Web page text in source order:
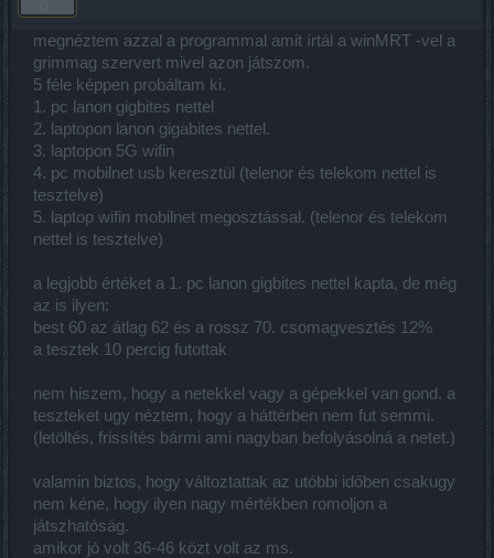
megnéztem azzal a programmal amit írtál a winMRT -vel a
grimmag szervert mivel azon játszom.
5 féle képpen probáltam ki.
1. pc lanon gigbites nettel
2. laptopon lanon gigabites nettel.
3. laptopon 5G wifin
4. pc mobilnet usb keresztül (telenor és telekom nettel is
tesztelve)
5. laptop wifin mobilnet megosztással. (telenor és telekom
nettel is tesztelve)
a legjobb értéket a 1. pc lanon gigbites nettel kapta, de még
az is ilyen:
best 60 az átlag 62 és a rossz 70. csomagvesztés 12%
a tesztek 10 percig futottak
nem hiszem, hogy a netekkel vagy a gépekkel van gond. a
teszteket ugy néztem, hogy a háttérben nem fut semmi.
(letöltés, frissítés bármi ami nagyban befolyásolná a netet.)
valamin biztos, hogy változtattak az utóbbi időben csakugy
nem kéne, hogy ilyen nagy mértékben romoljon a
játszhatóság.
amikor jó volt 36-46 közt volt az ms.